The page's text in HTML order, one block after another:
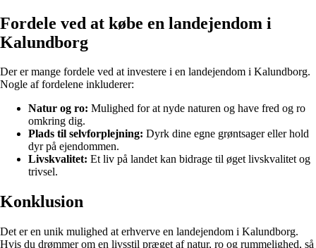
Fordele ved at købe en landejendom i
Kalundborg
Der er mange fordele ved at investere i en landejendom i Kalundborg.
Nogle af fordelene inkluderer:
Natur og ro: Mulighed for at nyde naturen og have fred og ro
omkring dig.
Plads til selvforplejning: Dyrk dine egne grøntsager eller hold
dyr på ejendommen.
Livskvalitet: Et liv på landet kan bidrage til øget livskvalitet og
trivsel.
Konklusion
Det er en unik mulighed at erhverve en landejendom i Kalundborg.
Hvis du drømmer om en livsstil præget af natur, ro og rummelighed, så